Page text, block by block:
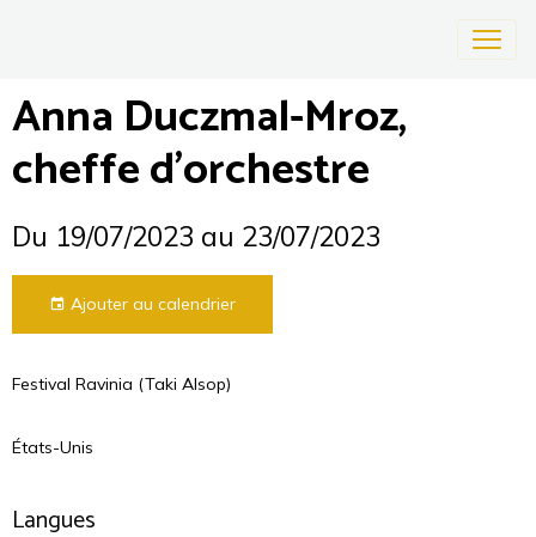
Anna Duczmal-Mroz,
cheffe d'orchestre
Du 19/07/2023 au 23/07/2023
Ajouter au calendrier
Festival Ravinia (Taki Alsop)
États-Unis
Langues